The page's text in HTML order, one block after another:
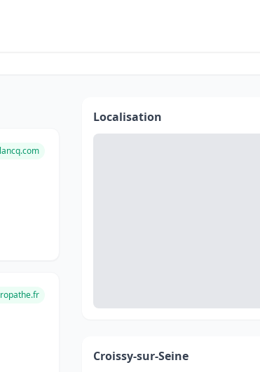
Localisation
Croissy-sur-Seine